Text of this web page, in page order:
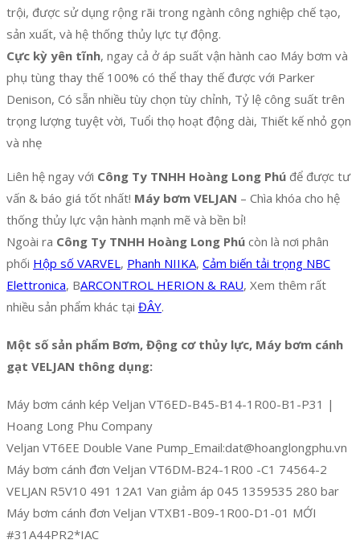
trội, được sử dụng rộng rãi trong ngành công nghiệp chế tạo,
sản xuất, và hệ thống thủy lực tự động.
Cực kỳ yên tĩnh, ngay cả ở áp suất vận hành cao Máy bơm và
phụ tùng thay thế 100% có thể thay thế được với Parker
Denison, Có sẵn nhiều tùy chọn tùy chỉnh, Tỷ lệ công suất trên
trọng lượng tuyệt vời, Tuổi thọ hoạt động dài, Thiết kế nhỏ gọn
và nhẹ
Liên hệ ngay với Công Ty TNHH Hoàng Long Phú để được tư
vấn & báo giá tốt nhất! Máy bơm VELJAN – Chìa khóa cho hệ
thống thủy lực vận hành mạnh mẽ và bền bỉ!
Ngoài ra Công Ty TNHH Hoàng Long Phú còn là nơi phân
phối Hộp số VARVEL, Phanh NIIKA, Cảm biến tải trọng NBC
Elettronica, BARCONTROL HERION & RAU, Xem thêm rất
nhiều sản phẩm khác tại ĐÂY.
Một số sản phẩm Bơm, Động cơ thủy lực, Máy bơm cánh
gạt VELJAN thông dụng:
Máy bơm cánh kép Veljan VT6ED-B45-B14-1R00-B1-P31 |
Hoang Long Phu Company
Veljan VT6EE Double Vane Pump_Email:dat@hoanglongphu.vn
Máy bơm cánh đơn Veljan VT6DM-B24-1R00 -C1 74564-2
VELJAN R5V10 491 12A1 Van giảm áp 045 1359535 280 bar
Máy bơm cánh đơn Veljan VTXB1-B09-1R00-D1-01 MỚI
#31A44PR2*IAC